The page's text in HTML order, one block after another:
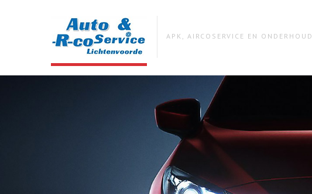
APK, AIRCOSERVICE EN ONDERHOUD